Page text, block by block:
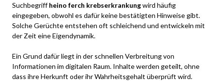
Suchbegriffheino ferch krebserkrankungwird häufig
eingegeben, obwohl es dafür keine bestätigten Hinweise gibt.
Solche Gerüchte entstehen oft schleichend und entwickeln mit
der Zeit eine Eigendynamik.
Ein Grund dafür liegt in der schnellen Verbreitung von
Informationen im digitalen Raum. Inhalte werden geteilt, ohne
dass ihre Herkunft oder ihr Wahrheitsgehalt überprüft wird.